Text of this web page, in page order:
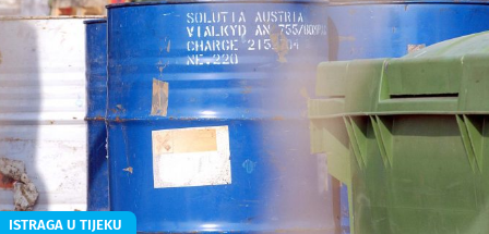
ISTRAGA U TIJEKU